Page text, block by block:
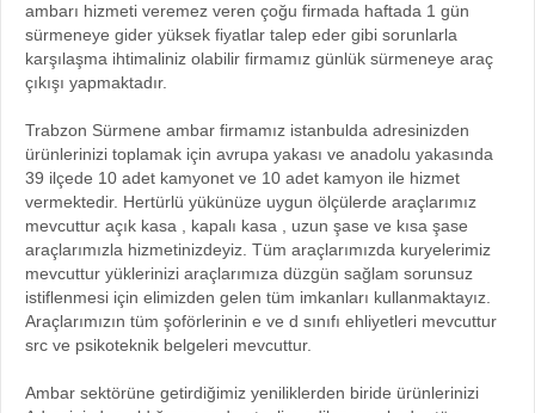
ambarı hizmeti veremez veren çoğu firmada haftada 1 gün
sürmeneye gider yüksek fiyatlar talep eder gibi sorunlarla
karşılaşma ihtimaliniz olabilir firmamız günlük sürmeneye araç
çıkışı yapmaktadır.
Trabzon Sürmene ambar firmamız istanbulda adresinizden
ürünlerinizi toplamak için avrupa yakası ve anadolu yakasında
39 ilçede 10 adet kamyonet ve 10 adet kamyon ile hizmet
vermektedir. Hertürlü yükünüze uygun ölçülerde araçlarımız
mevcuttur açık kasa , kapalı kasa , uzun şase ve kısa şase
araçlarımızla hizmetinizdeyiz. Tüm araçlarımızda kuryelerimiz
mevcuttur yüklerinizi araçlarımıza düzgün sağlam sorunsuz
istiflenmesi için elimizden gelen tüm imkanları kullanmaktayız.
Araçlarımızın tüm şoförlerinin e ve d sınıfı ehliyetleri mevcuttur
src ve psikoteknik belgeleri mevcuttur.
Ambar sektörüne getirdiğimiz yeniliklerden biride ürünlerinizi